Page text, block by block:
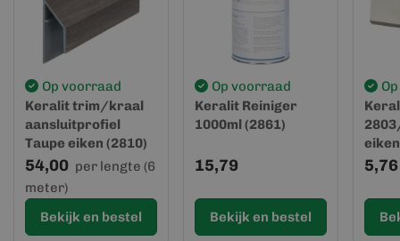
Op voorraad
Keralit trim/kraal
aansluitprofiel
Taupe eiken (2810)
(gevelbekleding)
54,00 per lengte (6
meter)
Bekijk en bestel
Op voorraad
Keralit Reiniger
1000ml (2861)
15,79
Bekijk en bestel
5,76